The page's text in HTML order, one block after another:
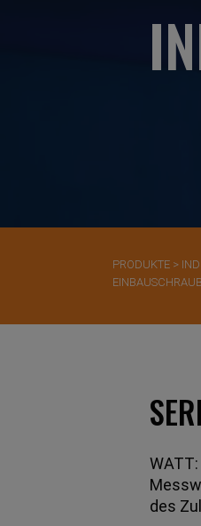
PRODUKTE >
WATT:
des